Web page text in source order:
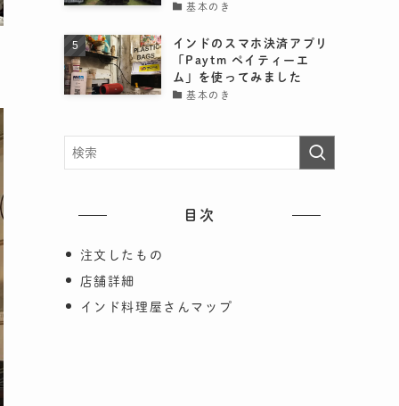
基本のき
インドのスマホ決済アプリ
「Paytm ペイティーエ
ム」を使ってみました
基本のき
目次
注文したもの
店舗詳細
インド料理屋さんマップ